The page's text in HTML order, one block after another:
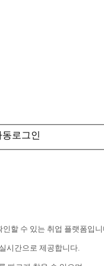
동로그인
할 수 있는 취업 플랫폼입
시간으로 제공합니다.